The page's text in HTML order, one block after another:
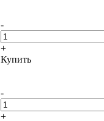
-
+
Купить
-
+